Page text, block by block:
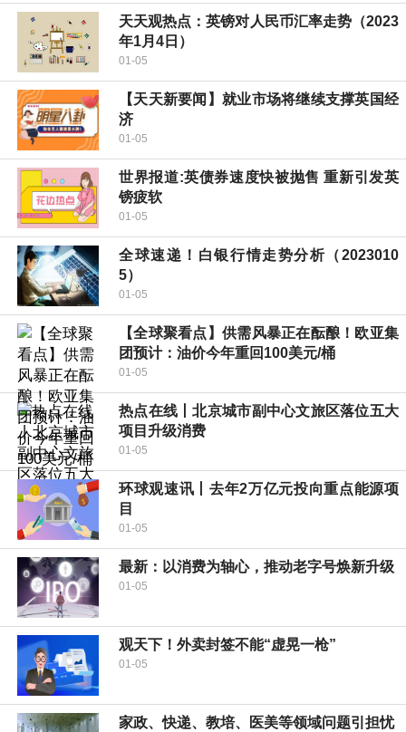
天天观热点：英镑对人民币汇率走势（2023
年1月4日）
01-05
【天天新要闻】就业市场将继续支撑英国经
济
01-05
世界报道:英债券速度快被抛售 重新引发英
镑疲软
01-05
全球速递！白银行情走势分析（2023010
5）
01-05
【全球聚看点】供需风暴正在酝酿！欧亚集
团预计：油价今年重回100美元/桶
01-05
热点在线丨北京城市副中心文旅区落位五大
项目升级消费
01-05
环球观速讯丨去年2万亿元投向重点能源项
目
01-05
最新：以消费为轴心，推动老字号焕新升级
01-05
观天下！外卖封签不能“虚晃一枪”
01-05
家政、快递、教培、医美等领域问题引担忧